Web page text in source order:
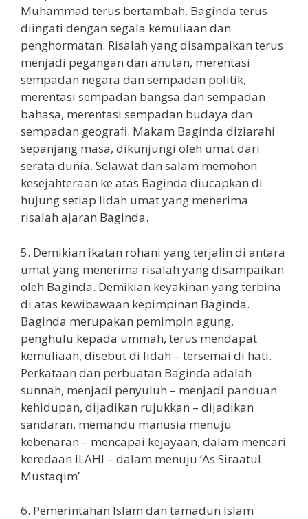
Muhammad terus bertambah. Baginda terus
diingati dengan segala kemuliaan dan
penghormatan. Risalah yang disampaikan terus
menjadi pegangan dan anutan, merentasi
sempadan negara dan sempadan politik,
merentasi sempadan bangsa dan sempadan
bahasa, merentasi sempadan budaya dan
sempadan geografi. Makam Baginda diziarahi
sepanjang masa, dikunjungi oleh umat dari
serata dunia. Selawat dan salam memohon
kesejahteraan ke atas Baginda diucapkan di
hujung setiap lidah umat yang menerima
risalah ajaran Baginda.
5. Demikian ikatan rohani yang terjalin di antara
umat yang menerima risalah yang disampaikan
oleh Baginda. Demikian keyakinan yang terbina
di atas kewibawaan kepimpinan Baginda.
Baginda merupakan pemimpin agung,
penghulu kepada ummah, terus mendapat
kemuliaan, disebut di lidah – tersemai di hati.
Perkataan dan perbuatan Baginda adalah
sunnah, menjadi penyuluh – menjadi panduan
kehidupan, dijadikan rujukkan – dijadikan
sandaran, memandu manusia menuju
kebenaran – mencapai kejayaan, dalam mencari
keredaan ILAHI – dalam menuju ‘As Siraatul
Mustaqim’
6. Pemerintahan Islam dan tamadun Islam